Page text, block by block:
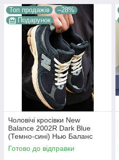
Топ продажів
–28%
Подарунок
Чоловічі кросівки New
Balance 2002R Dark Blue
(Темно-сині) Нью Баланс
2002Р натуральний замш
сітка текстиль
Готово до відправки